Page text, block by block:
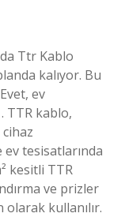
Ttr Kablo
kalıyor. Bu
ev
TTR kablo,
cihaz
tesisatlarında
kesitli TTR
ve prizler
kullanılır.